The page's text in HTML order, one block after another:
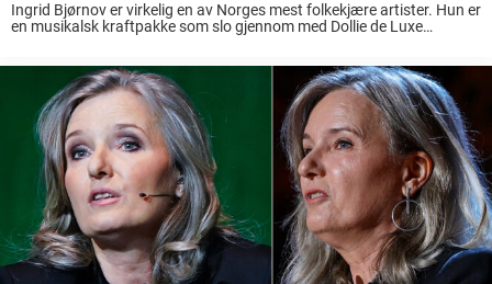
Ingrid Bjørnov er virkelig en av Norges mest folkekjære artister. Hun er
en musikalsk kraftpakke som slo gjennom med Dollie de Luxe